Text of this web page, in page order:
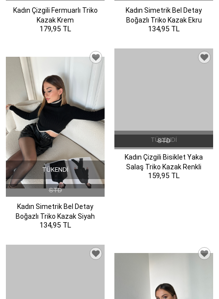
Kadın Çizgili Fermuarlı Triko
Kazak Krem
179,95 TL
Kadın Simetrik Bel Detay
Boğazlı Triko Kazak Ekru
134,95 TL
TÜKENDI
STD
Kadın Simetrik Bel Detay
Boğazlı Triko Kazak Siyah
134,95 TL
TÜKENDI